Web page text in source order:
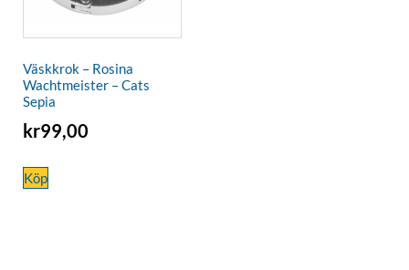
Väskkrok – Rosina
Wachtmeister – Cats
Sepia
kr99,00
Köp